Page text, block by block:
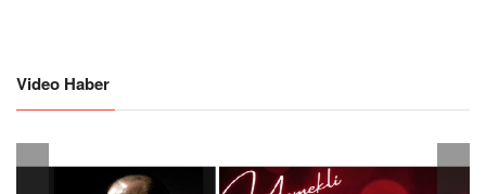
Video Haber